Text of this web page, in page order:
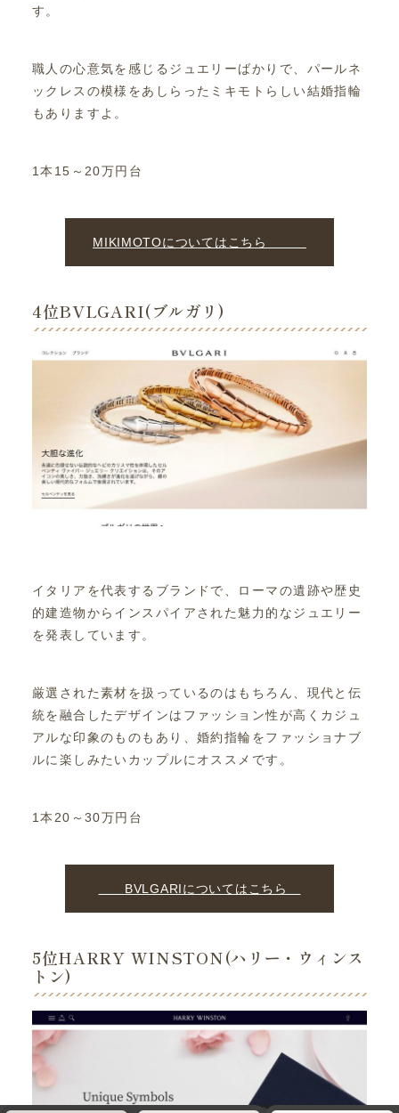
す。
職人の心意気を感じるジュエリーばかりで、パールネ
ックレスの模様をあしらったミキモトらしい結婚指輪
もありますよ。
1本15～20万円台
MIKIMOTOについてはこちら
4位BVLGARI(ブルガリ)
イタリアを代表するブランドで、ローマの遺跡や歴史
的建造物からインスパイアされた魅力的なジュエリー
を発表しています。
厳選された素材を扱っているのはもちろん、現代と伝
統を融合したデザインはファッション性が高くカジュ
アルな印象のものもあり、婚約指輪をファッショナブ
ルに楽しみたいカップルにオススメです。
1本20～30万円台
BVLGARIについてはこちら
5位HARRY WINSTON(ハリー・ウィンス
トン)